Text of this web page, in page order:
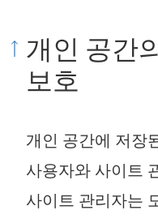
개인 공간
보호
개인 공간에 저장
사용자와 사이트
사이트 관리자는